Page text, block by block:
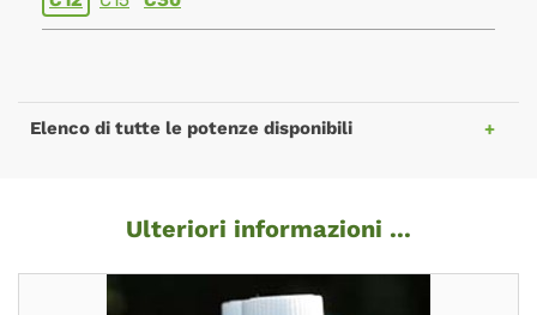
Elenco di tutte le potenze disponibili
Ulteriori informazioni ...